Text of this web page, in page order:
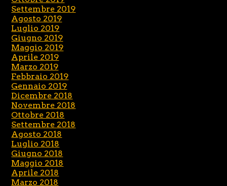
Settembre 2019
Agosto 2019
Luglio 2019
Giugno 2019
Maggio 2019
Aprile 2019
Marzo 2019
Febbraio 2019
Gennaio 2019
Dicembre 2018
Novembre 2018
Ottobre 2018
Settembre 2018
Agosto 2018
Luglio 2018
Giugno 2018
Maggio 2018
Aprile 2018
Marzo 2018